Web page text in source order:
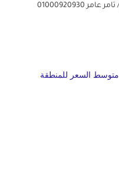
متوسط السعر للمنطقة